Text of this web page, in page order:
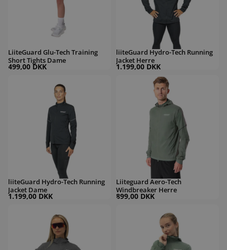
LiiteGuard Glu-Tech Training
Short Tights Dame
499,00 DKK
liiteGuard Hydro-Tech Running
Jacket Herre
1.199,00 DKK
liiteGuard Hydro-Tech Running
Jacket Dame
1.199,00 DKK
Liiteguard Aero-Tech Windbreaker
Liiteguard Aero-Tech
Windbreaker Herre
899,00 DKK